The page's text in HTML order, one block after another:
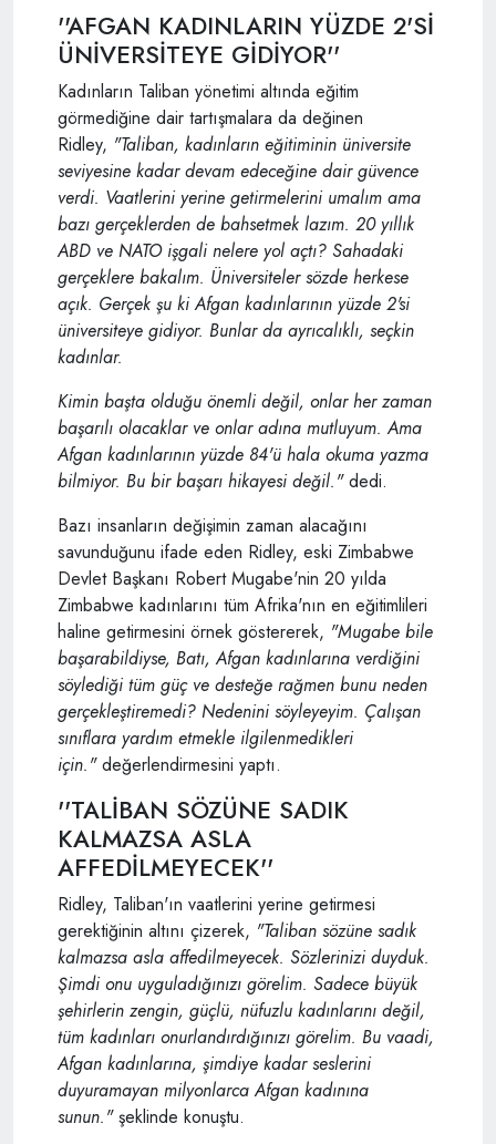
''AFGAN KADINLARIN YÜZDE 2'Sİ
ÜNİVERSİTEYE GİDİYOR''
Kadınların Taliban yönetimi altında eğitim
görmediğine dair tartışmalara da değinen
Ridley, "Taliban, kadınların eğitiminin üniversite
seviyesine kadar devam edeceğine dair güvence
verdi. Vaatlerini yerine getirmelerini umalım ama
bazı gerçeklerden de bahsetmek lazım. 20 yıllık
ABD ve NATO işgali nelere yol açtı? Sahadaki
gerçeklere bakalım. Üniversiteler sözde herkese
açık. Gerçek şu ki Afgan kadınlarının yüzde 2'si
üniversiteye gidiyor. Bunlar da ayrıcalıklı, seçkin
kadınlar.
Kimin başta olduğu önemli değil, onlar her zaman
başarılı olacaklar ve onlar adına mutluyum. Ama
Afgan kadınlarının yüzde 84'ü hala okuma yazma
bilmiyor. Bu bir başarı hikayesi değil."dedi.
Bazı insanların değişimin zaman alacağını
savunduğunu ifade eden Ridley, eski Zimbabwe
Devlet Başkanı Robert Mugabe'nin 20 yılda
Zimbabwe kadınlarını tüm Afrika'nın en eğitimlileri
haline getirmesini örnek göstererek, "Mugabe bile
başarabildiyse, Batı, Afgan kadınlarına verdiğini
söylediği tüm güç ve desteğe rağmen bunu neden
gerçekleştiremedi? Nedenini söyleyeyim. Çalışan
sınıflara yardım etmekle ilgilenmedikleri
için."değerlendirmesini yaptı.
''TALİBAN SÖZÜNE SADIK
KALMAZSA ASLA
AFFEDİLMEYECEK''
Ridley, Taliban'ın vaatlerini yerine getirmesi
gerektiğinin altını çizerek, "Taliban sözüne sadık
kalmazsa asla affedilmeyecek. Sözlerinizi duyduk.
Şimdi onu uyguladığınızı görelim. Sadece büyük
şehirlerin zengin, güçlü, nüfuzlu kadınlarını değil,
tüm kadınları onurlandırdığınızı görelim. Bu vaadi,
Afgan kadınlarına, şimdiye kadar seslerini
duyuramayan milyonlarca Afgan kadınına
sunun."şeklinde konuştu.